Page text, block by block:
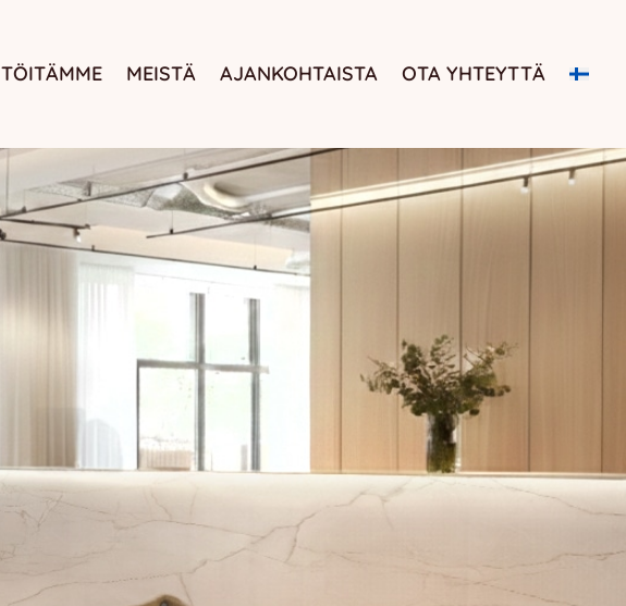
TÖITÄMME MEISTÄ AJANKOHTAISTA OTA YHTEYTTÄ